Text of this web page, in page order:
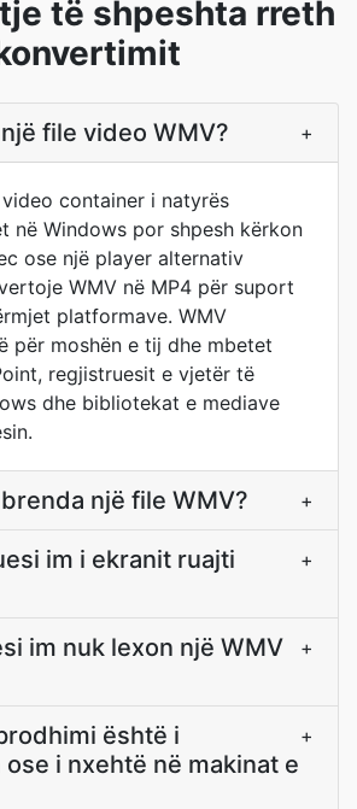
të shpeshta rreth
file video WMV? +
container i natyrës
në Windows por shpesh kërkon
ose një player alternativ
WMV në MP4 për suport
platformave. WMV
për moshën e tij dhe mbetet
regjistruesit e vjetër të
dhe bibliotekat e mediave
një file WMV? +
im i ekranit ruajti
+
im nuk lexon një WMV
+
është i
i nxehtë në makinat e
+